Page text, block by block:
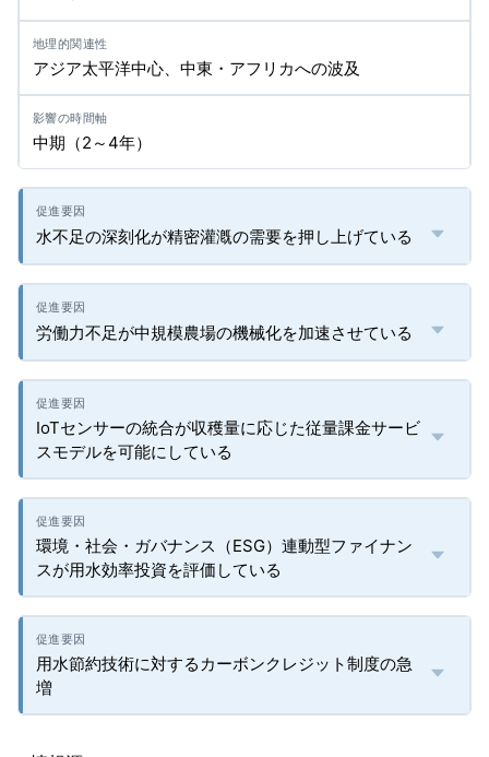
アジア太平洋中心、中東・アフリカへの波及
中期（2～4年）
水不足の深刻化が精密灌漑の需要を押し上げている
労働力不足が中規模農場の機械化を加速させている
IoTセンサーの統合が収穫量に応じた従量課金サービ
スモデルを可能にしている
環境・社会・ガバナンス（ESG）連動型ファイナン
スが用水効率投資を評価している
用水節約技術に対するカーボンクレジット制度の急
増